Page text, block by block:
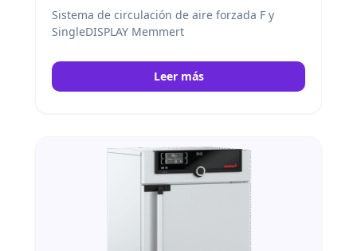
Sistema de circulación de aire forzada F y
SingleDISPLAY Memmert
Leer más